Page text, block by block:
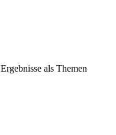
Ergebnisse als Themen